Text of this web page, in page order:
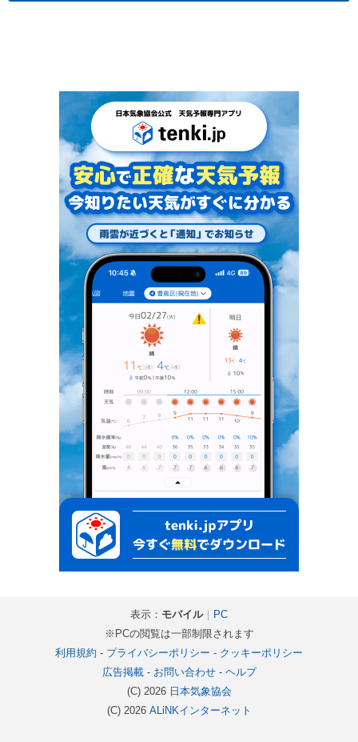
表示： モバイル｜ PC
※PCの閲覧は一部制限されます
利用規約 - プライバシーポリシー - クッキーポリシー
広告掲載- お問い合わせ- ヘルプ
(C) 2026 日本気象協会
(C) 2026 ALiNKインターネット